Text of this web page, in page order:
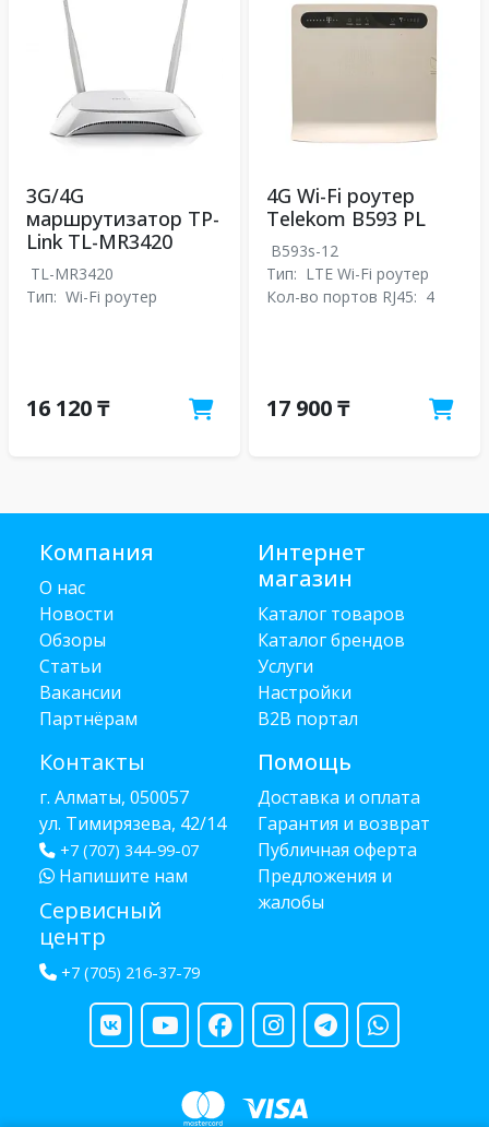
3G/4G
маршрутизатор TP-
Link TL-MR3420
TL-MR3420
Тип: Wi-Fi роутер
16 120 ₸
4G Wi-Fi роутер
Telekom B593 PL
B593s-12
Тип: LTE Wi-Fi роутер
Кол-во портов RJ45: 4
17 900 ₸
Компания
О нас
Новости
Обзоры
Статьи
Вакансии
Партнёрам
Контакты
г. Алматы, 050057
ул. Тимирязева, 42/14
+7 (707) 344-99-07
Напишите нам
Сервисный
центр
+7 (705) 216-37-79
Интернет
магазин
Каталог товаров
Каталог брендов
Услуги
Настройки
B2B портал
Помощь
Доставка и оплата
Гарантия и возврат
Публичная оферта
Предложения и
жалобы